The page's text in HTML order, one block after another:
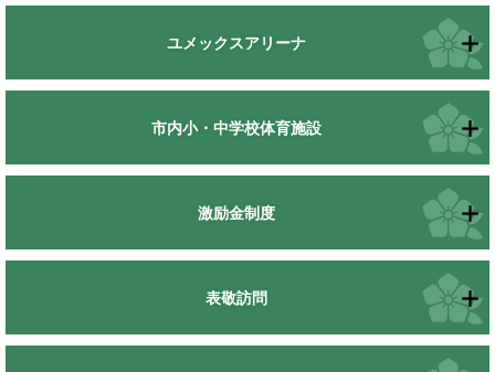
ユメックスアリーナ
市内小・中学校体育施設
激励金制度
表敬訪問